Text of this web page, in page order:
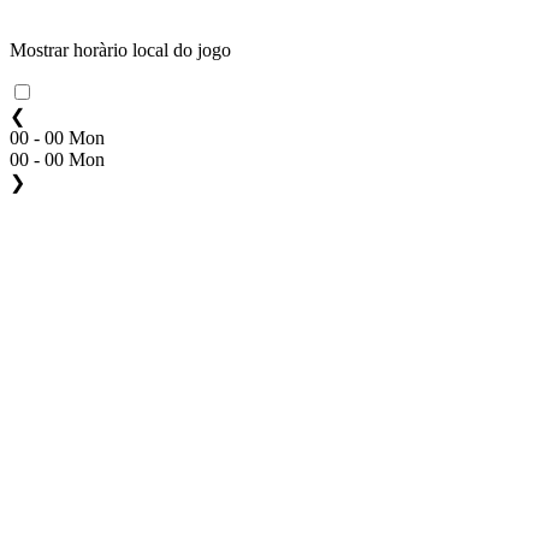
Mostrar horàrio local do jogo
❮
00 - 00 Mon
00 - 00 Mon
❯